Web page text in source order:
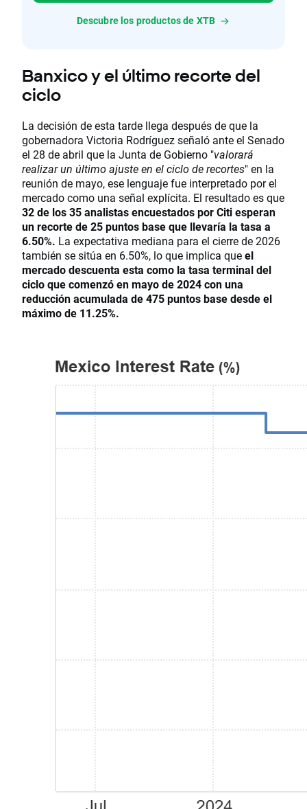
Descubre los productos de XTB
Banxico y el último recorte del
ciclo
La decisión de esta tarde llega después de que la
gobernadora Victoria Rodríguez señaló ante el Senado
el 28 de abril que la Junta de Gobierno "valorará
realizar un último ajuste en el ciclo de recortes" en la
reunión de mayo, ese lenguaje fue interpretado por el
mercado como una señal explícita. El resultado es que
32 de los 35 analistas encuestados por Citi esperan
un recorte de 25 puntos base que llevaría la tasa a
6.50%. La expectativa mediana para el cierre de 2026
también se sitúa en 6.50%, lo que implica queel
mercado descuenta esta como la tasa terminal del
ciclo que comenzó en mayo de 2024 con una
reducción acumulada de 475 puntos base desde el
máximo de 11.25%.